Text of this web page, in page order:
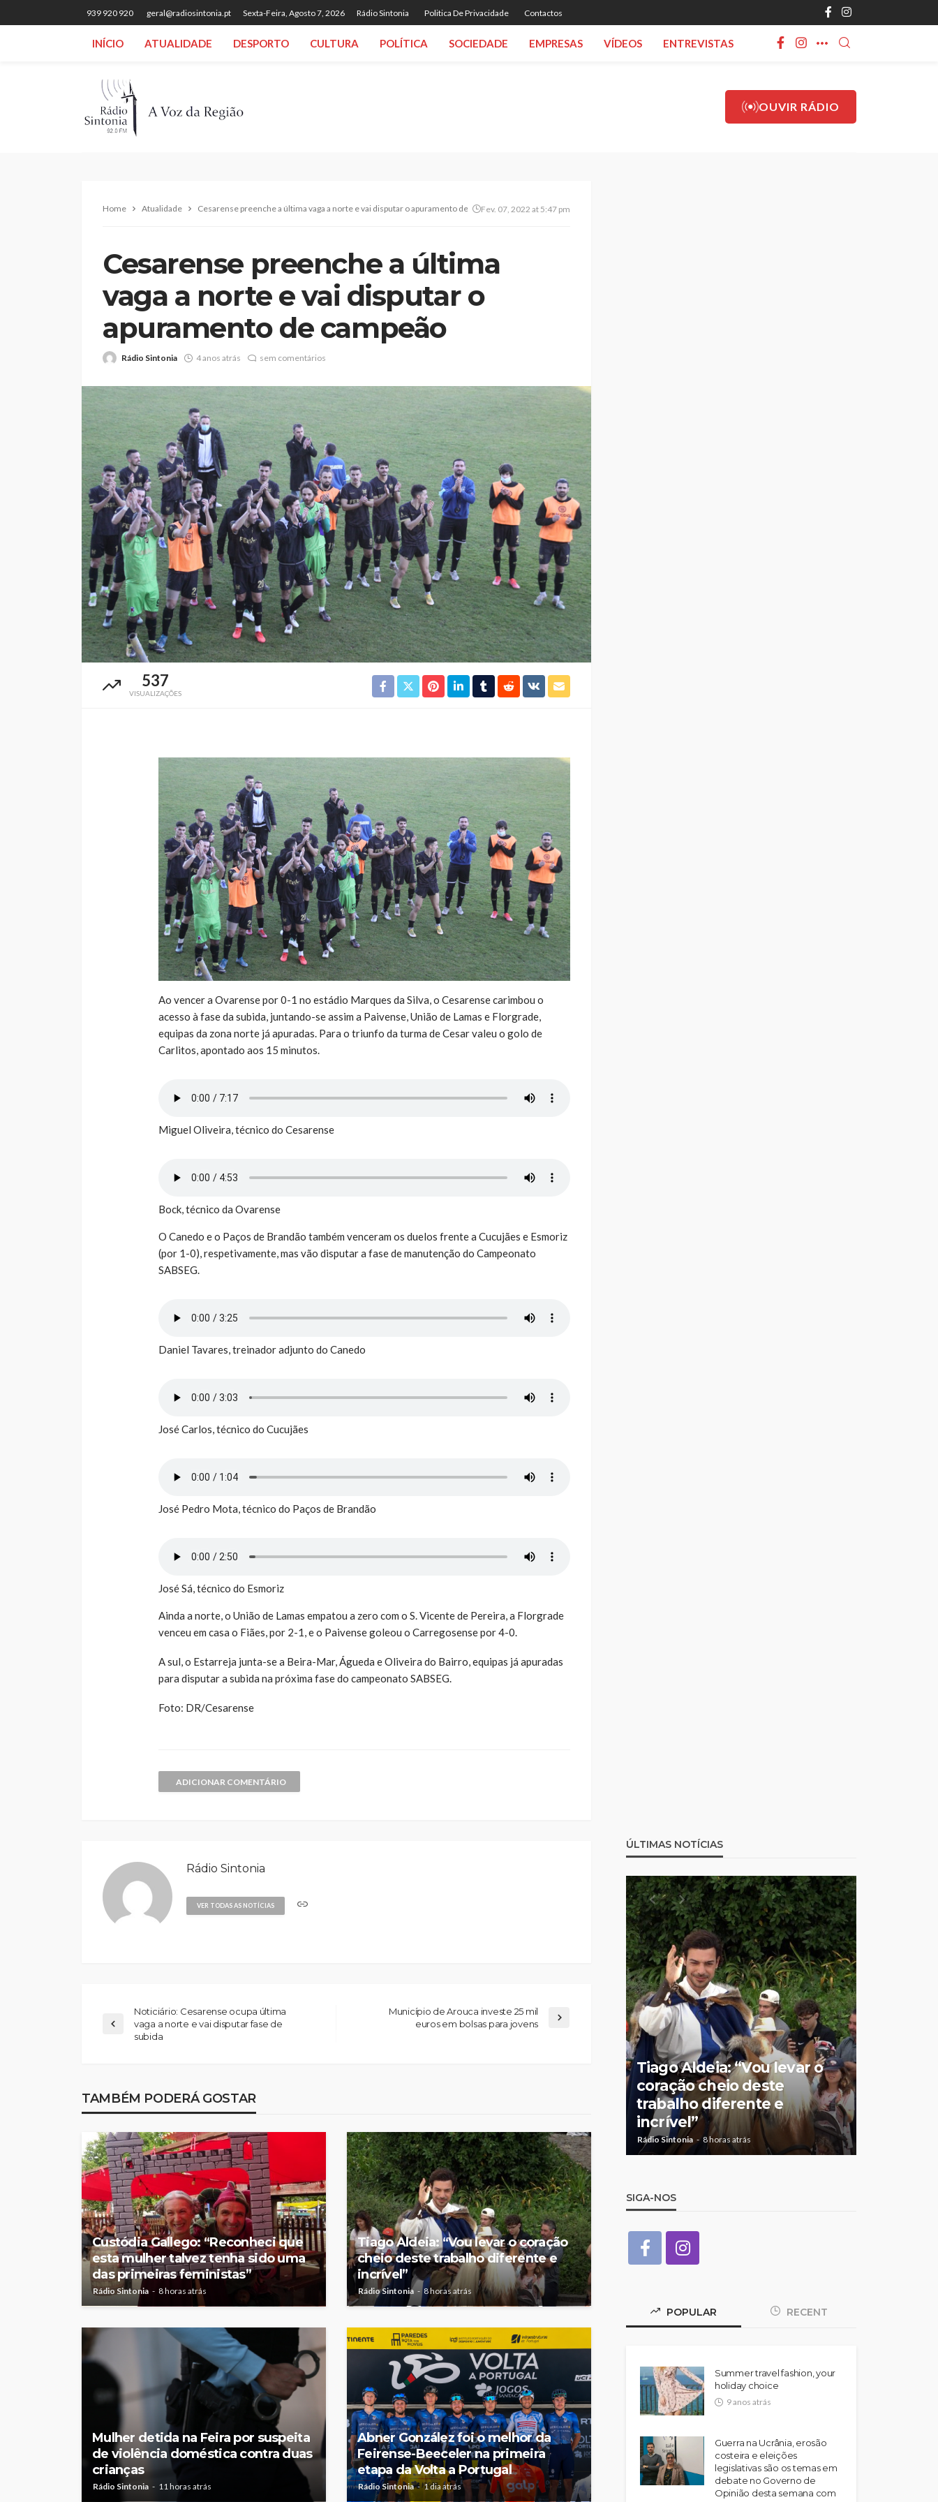
939 920 920 geral@radiosintonia.pt Sexta-Feira, Agosto 7, 2026 Rádio Sintonia Politica De Privacidade Contactos
INÍCIO ATUALIDADE DESPORTO CULTURA POLÍTICA SOCIEDADE EMPRESAS VÍDEOS ENTREVISTAS
OUVIR RÁDIO
Home Atualidade Cesarense preenche a última vaga a norte e vai disputar o apuramento de campeãoFev. 07, 2022 at 5:47 pm
Cesarense preenche a última
vaga a norte e vai disputar o
apuramento de campeão
Rádio Sintonia 4 anos atrás sem comentários
537
VISUALIZAÇÕES
Ao vencer a Ovarense por 0-1 no estádio Marques da Silva, o Cesarense carimbou o
acesso à fase da subida, juntando-se assim a Paivense, União de Lamas e Florgrade,
equipas da zona norte já apuradas. Para o triunfo da turma de Cesar valeu o golo de
Carlitos, apontado aos 15 minutos.
Miguel Oliveira, técnico do Cesarense
Bock, técnico da Ovarense
O Canedo e o Paços de Brandão também venceram os duelos frente a Cucujães e Esmoriz
(por 1-0), respetivamente, mas vão disputar a fase de manutenção do Campeonato
SABSEG.
Daniel Tavares, treinador adjunto do Canedo
José Carlos, técnico do Cucujães
José Pedro Mota, técnico do Paços de Brandão
José Sá, técnico do Esmoriz
Ainda a norte, o União de Lamas empatou a zero com o S. Vicente de Pereira, a Florgrade
venceu em casa o Fiães, por 2-1, e o Paivense goleou o Carregosense por 4-0.
A sul, o Estarreja junta-se a Beira-Mar, Águeda e Oliveira do Bairro, equipas já apuradas
para disputar a subida na próxima fase do campeonato SABSEG.
Foto: DR/Cesarense
ADICIONAR COMENTÁRIO
Rádio Sintonia
VER TODAS AS NOTÍCIAS
Noticiário: Cesarense ocupa última
vaga a norte e vai disputar fase de
subida
Município de Arouca investe 25 mil
euros em bolsas para jovens
TAMBÉM PODERÁ GOSTAR
Custódia Gallego: “Reconheci que
esta mulher talvez tenha sido uma
das primeiras feministas”
Rádio Sintonia 8 horas atrás
Tiago Aldeia: “Vou levar o coração
cheio deste trabalho diferente e
incrível”
Rádio Sintonia 8 horas atrás
Mulher detida na Feira por suspeita
de violência doméstica contra duas
crianças
Rádio Sintonia 11 horas atrás
Abner González foi o melhor da
Feirense-Beeceler na primeira
etapa da Volta a Portugal
Rádio Sintonia 1 dia atrás
ÚLTIMAS NOTÍCIAS
Beeceler na primeira etapa
Rádio Sintonia 1 dia atrás Rádio Sintonia 8 horas atrás
Tiago Aldeia: “Vou levar o
coração cheio deste
trabalho diferente e
incrível”
Rádio Sintonia 8 horas atrás
SIGA-NOS
POPULAR RECENT
Summer travel fashion, your
holiday choice
9 anos atrás
Guerra na Ucrânia, erosão
costeira e eleições
legislativas são os temas em
debate no Governo de
Opinião desta semana com